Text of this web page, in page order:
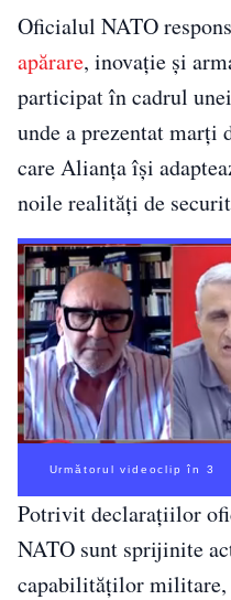
Oficialul NATO
apărare, inovație și
participat în cadrul
unde a prezentat
care Alianța își
noile realități de
Următorul videoclip în 2
Potrivit declarațiilor
NATO sunt sprijinite
capabilităților militare,